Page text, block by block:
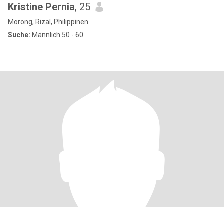
Kristine Pernia, 25
Morong, Rizal, Philippinen
Suche: Männlich 50 - 60